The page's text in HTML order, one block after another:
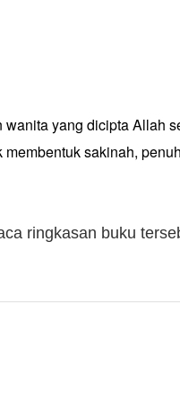
yang dicipta Allah
sakinah,
ringkasan buku